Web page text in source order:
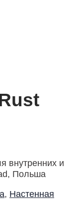
внутренних и
Польша
, Настенная